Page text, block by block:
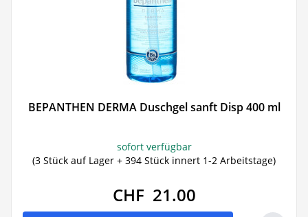
BEPANTHEN DERMA Duschgel sanft Disp 400 ml
sofort verfügbar
(3 Stück auf Lager + 394 Stück innert 1-2 Arbeitstage)
CHF 21.00